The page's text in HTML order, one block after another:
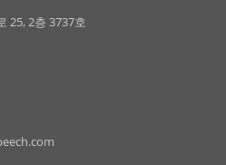
25, 2층 3737호